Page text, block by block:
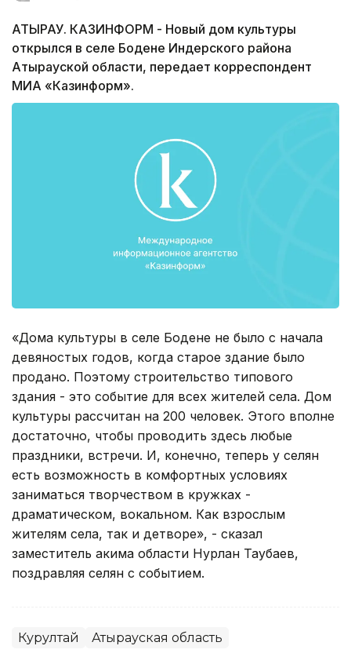
АТЫРАУ. КАЗИНФОРМ - Новый дом культуры
открылся в селе Бодене Индерского района
Атырауской области, передает корреспондент
МИА «Казинформ».
«Дома культуры в селе Бодене не было с начала
девяностых годов, когда старое здание было
продано. Поэтому строительство типового
здания - это событие для всех жителей села. Дом
культуры рассчитан на 200 человек. Этого вполне
достаточно, чтобы проводить здесь любые
праздники, встречи. И, конечно, теперь у селян
есть возможность в комфортных условиях
заниматься творчеством в кружках -
драматическом, вокальном. Как взрослым
жителям села, так и детворе», - сказал
заместитель акима области Нурлан Таубаев,
поздравляя селян с событием.
Курултай Атырауская область